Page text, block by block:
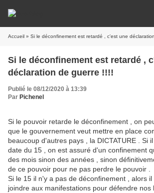
Accueil » Si le déconfinement est retardé , c'est une
Si le déconfinement est retardé ,
déclaration de guerre !!!!
Publié le 08/12/2020 à 13:39
Par Pichenel
Si le pouvoir retarde le déconfinement , on
que le gouvernement veut mettre en place
beaucoup d'autres pays , la DICTATURE . Si
date du 15 , on est assuré d'un confinement
des mois sinon des années , sinon
de ce pouvoir pour ne pas perdre le pouvoir .
Si le 15 il n'y a pas de déconfinement , alors
joindre aux manifestations pour défendre nos